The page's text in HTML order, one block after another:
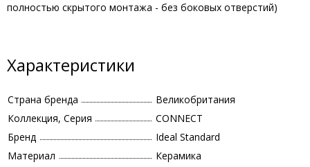
полностью скрытого монтажа - без боковых отверстий)
Характеристики
Страна бренда
Великобритания
Коллекция, Серия
CONNECT
Бренд
Ideal Standard
Материал
Керамика